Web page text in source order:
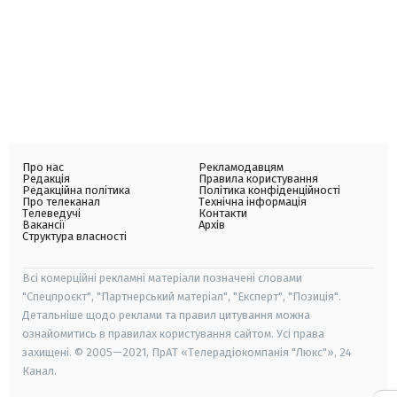
Про нас
Редакція
Редакційна політика
Про телеканал
Телеведучі
Вакансії
Структура власності
Рекламодавцям
Правила користування
Політика конфіденційності
Технічна інформація
Контакти
Архів
Всі комерційні рекламні матеріали позначені словами
"Спецпроєкт", "Партнерський матеріал", "Експерт", "Позиція".
Детальніше щодо реклами та правил цитування можна
ознайомитись в правилах користування сайтом. Усі права
захищені. © 2005—2021, ПрАТ «Телерадіокомпанія "Люкс"», 24
Канал.